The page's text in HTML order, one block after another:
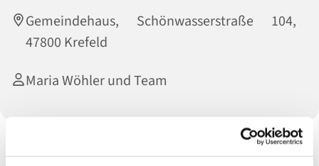
Gemeindehaus, Schönwasserstraße 104,
47800 Krefeld
Maria Wöhler und Team
Anmeldungen bitte bis Donnerstag an: